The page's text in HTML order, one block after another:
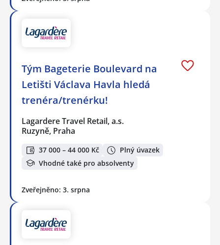
Tým Bageterie Boulevard na
Letišti Václava Havla hledá
trenéra/trenérku!
Lagardere Travel Retail, a.s.
Ruzyně, Praha
37 000 – 44 000 Kč
Plný úvazek
Vhodné také pro absolventy
Zveřejněno: 3. srpna